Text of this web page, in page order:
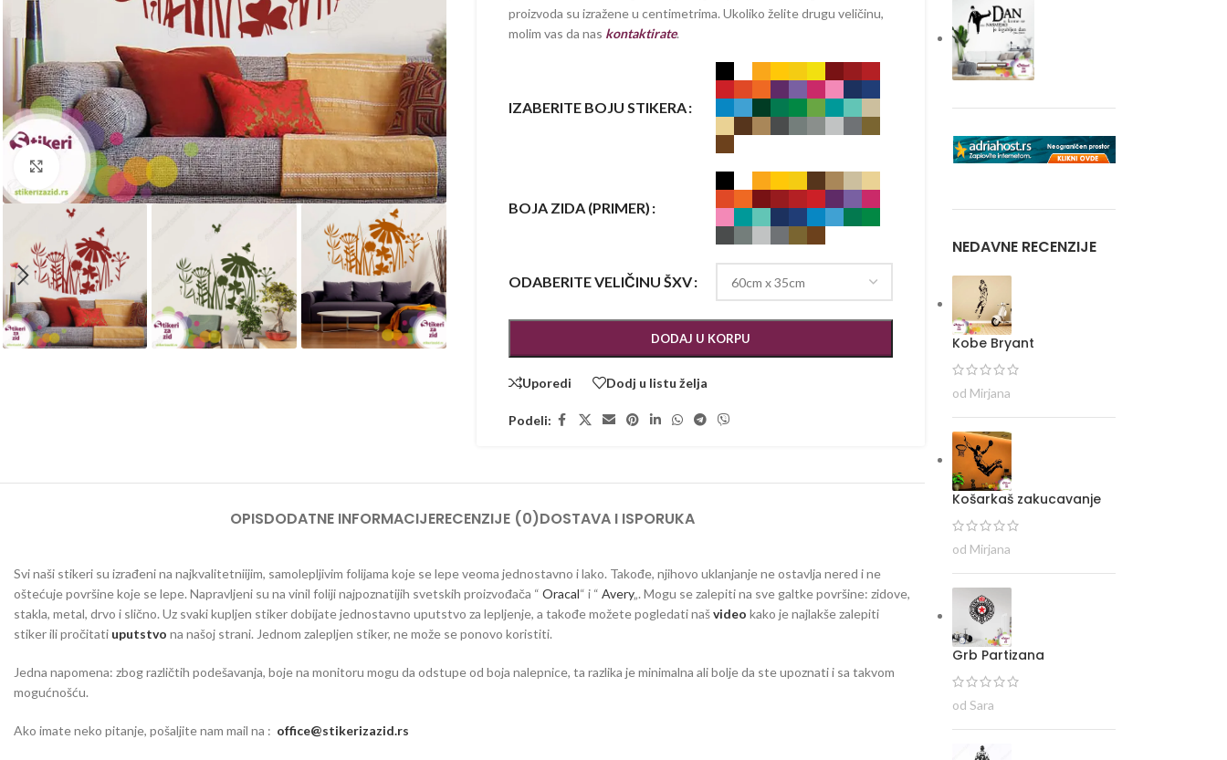
Kliknite za uvećanje
proizvoda su izražene u centimetrima. Ukoliko želite drugu veličinu,
molim vas da nas kontaktirate.
IZABERITE BOJU STIKERA
BOJA ZIDA (PRIMER)
ODABERITE VELIČINU ŠXV
DODAJ U KORPU
Uporedi Dodj u listu želja
Podeli:
OPISDODATNE INFORMACIJERECENZIJE (0)DOSTAVA I ISPORUKA
Svi naši stikeri su izrađeni na najkvalitetniijim, samolepljivim folijama koje se lepe veoma jednostavno i lako. Takođe, njihovo uklanjanje ne ostavlja nered i ne
oštećuje površine koje se lepe. Napravljeni su na vinil foliji najpoznatijih svetskih proizvođača “ Oracal“ i “ Avery„. Mogu se zalepiti na sve galtke površine: zidove,
stakla, metal, drvo i slično. Uz svaki kupljen stiker dobijate jednostavno uputstvo za lepljenje, a takođe možete pogledati našvideo kako je najlakše zalepiti
stiker ili pročitati uputstvo na našoj strani. Jednom zalepljen stiker, ne može se ponovo koristiti.
Jedna napomena: zbog različtih podešavanja, boje na monitoru mogu da odstupe od boja nalepnice, ta razlika je minimalna ali bolje da ste upoznati i sa takvom
mogućnošću.
Ako imate neko pitanje, pošaljite nam mail na : office@stikerizazid.rs
NEDAVNE RECENZIJE
Kobe Bryant
od Mirjana
Košarkaš zakucavanje
od Mirjana
Grb Partizana
od Sara